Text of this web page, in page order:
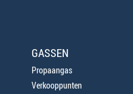
GASSEN
Propaangas
Verkooppunten